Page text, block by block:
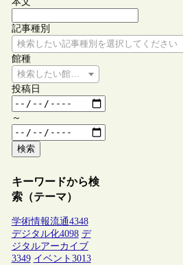
記事種別
検索したい記事種別を選択してください
館種
検索したい館種を選択してください
投稿日
～
検索
キーワードから検
索（テーマ）
学術情報流通4348
デジタル化4098 デ
ジタルアーカイブ
3349 イベント 3013